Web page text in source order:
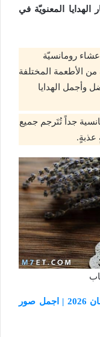
الهدايا المعنويّة في
رومانسيّة
الأطعمة المختلفة
وأجمل الهدايا
جداً تُتَرجم جميع
عذبةٍ.
هدايا لرمضان 2026 | اجمل صور